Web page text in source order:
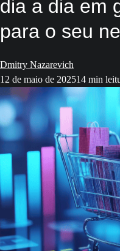
dia a dia em
para o seu
Dmitry Nazarevich
12 de maio de 202514 min